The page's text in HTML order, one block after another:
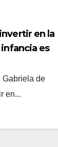
en la
es
Gabriela de
en...